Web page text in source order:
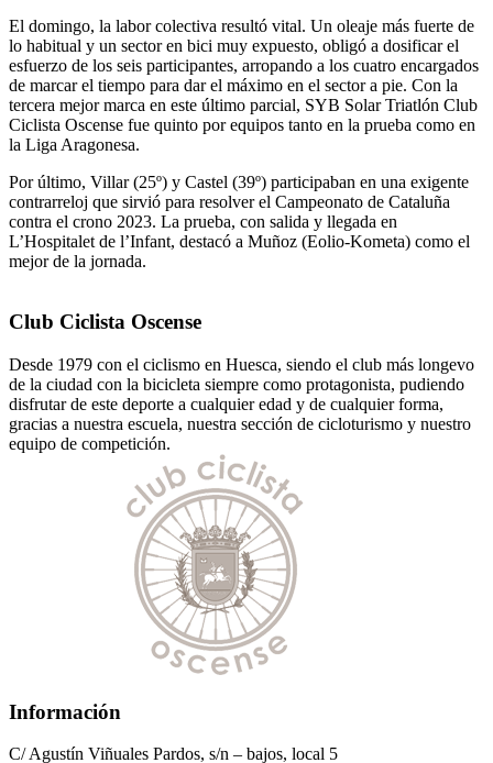
El domingo, la labor colectiva resultó vital. Un oleaje más fuerte de
lo habitual y un sector en bici muy expuesto, obligó a dosificar el
esfuerzo de los seis participantes, arropando a los cuatro encargados
de marcar el tiempo para dar el máximo en el sector a pie. Con la
tercera mejor marca en este último parcial, SYB Solar Triatlón Club
Ciclista Oscense fue quinto por equipos tanto en la prueba como en
la Liga Aragonesa.
Por último, Villar (25º) y Castel (39º) participaban en una exigente
contrarreloj que sirvió para resolver el Campeonato de Cataluña
contra el crono 2023. La prueba, con salida y llegada en
L’Hospitalet de l’Infant, destacó a Muñoz (Eolio-Kometa) como el
mejor de la jornada.
Club Ciclista Oscense
Desde 1979 con el ciclismo en Huesca, siendo el club más longevo
de la ciudad con la bicicleta siempre como protagonista, pudiendo
disfrutar de este deporte a cualquier edad y de cualquier forma,
gracias a nuestra escuela, nuestra sección de cicloturismo y nuestro
equipo de competición.
Información
C/ Agustín Viñuales Pardos, s/n – bajos, local 5